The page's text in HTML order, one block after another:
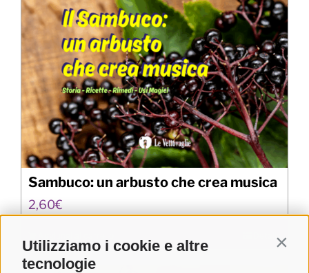
Utilizziamo i cookie e altre
tecnologie
Sambuco: un arbusto che crea musica
2,60€
Details